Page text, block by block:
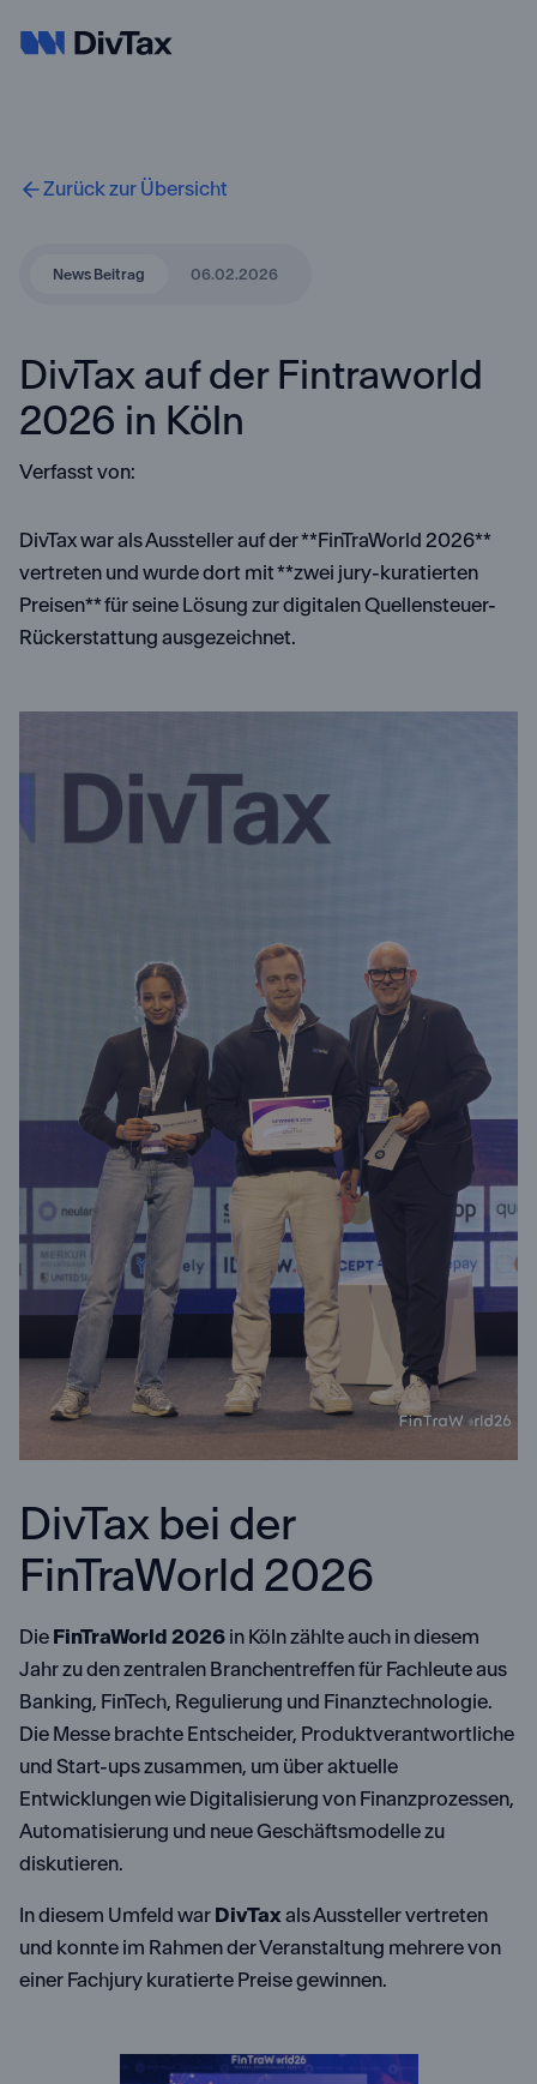
Zurück zur Übersicht
News Beitrag 06.02.2026
DivTax auf der Fintraworld
2026 in Köln
Verfasst von:
DivTax war als Aussteller auf der **FinTraWorld 2026**
vertreten und wurde dort mit **zwei jury-kuratierten
Preisen** für seine Lösung zur digitalen Quellensteuer-
Rückerstattung ausgezeichnet.
DivTax bei der
FinTraWorld 2026
Die FinTraWorld 2026 in Köln zählte auch in diesem
Jahr zu den zentralen Branchentreffen für Fachleute aus
Banking, FinTech, Regulierung und Finanztechnologie.
Die Messe brachte Entscheider, Produktverantwortliche
und Start-ups zusammen, um über aktuelle
Entwicklungen wie Digitalisierung von Finanzprozessen,
Automatisierung und neue Geschäftsmodelle zu
diskutieren.
In diesem Umfeld war DivTax als Aussteller vertreten
und konnte im Rahmen der Veranstaltung mehrere von
einer Fachjury kuratierte Preise gewinnen.